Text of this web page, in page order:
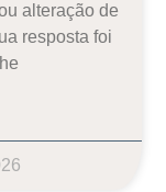
alteração de
resposta foi